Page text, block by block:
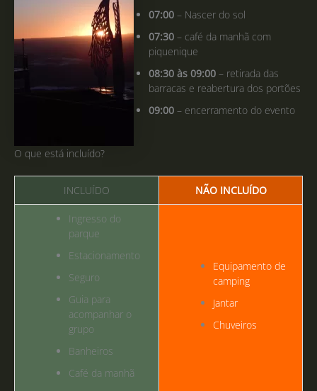
07:00 – Nascer do sol
07:30 – café da manhã com
piquenique
08:30 às 09:00 – retirada das
barracas e reabertura dos portões
09:00 – encerramento do evento
O que está incluído?
INCLUÍDO NÃO INCLUÍDO
Ingresso do
parque
Estacionamento
Seguro
Guia para
acompanhar o
grupo
Banheiros
Café da manhã
Equipamento de
camping
Jantar
Chuveiros